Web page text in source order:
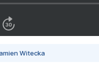
Witecka